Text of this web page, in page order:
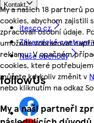
My a našich 18 partnerů
cookies, abychom zajistili
zpracovali osobní údaje.
umožníte zobrazovat
reklamu. V opačném
cookies, které
můžete kdykoliv změnit v
nebo kliknutím na odkaz
My a naši partneři
Kontakt
itesco.cz
Zákaznické centrum
Naše obchody
followUs